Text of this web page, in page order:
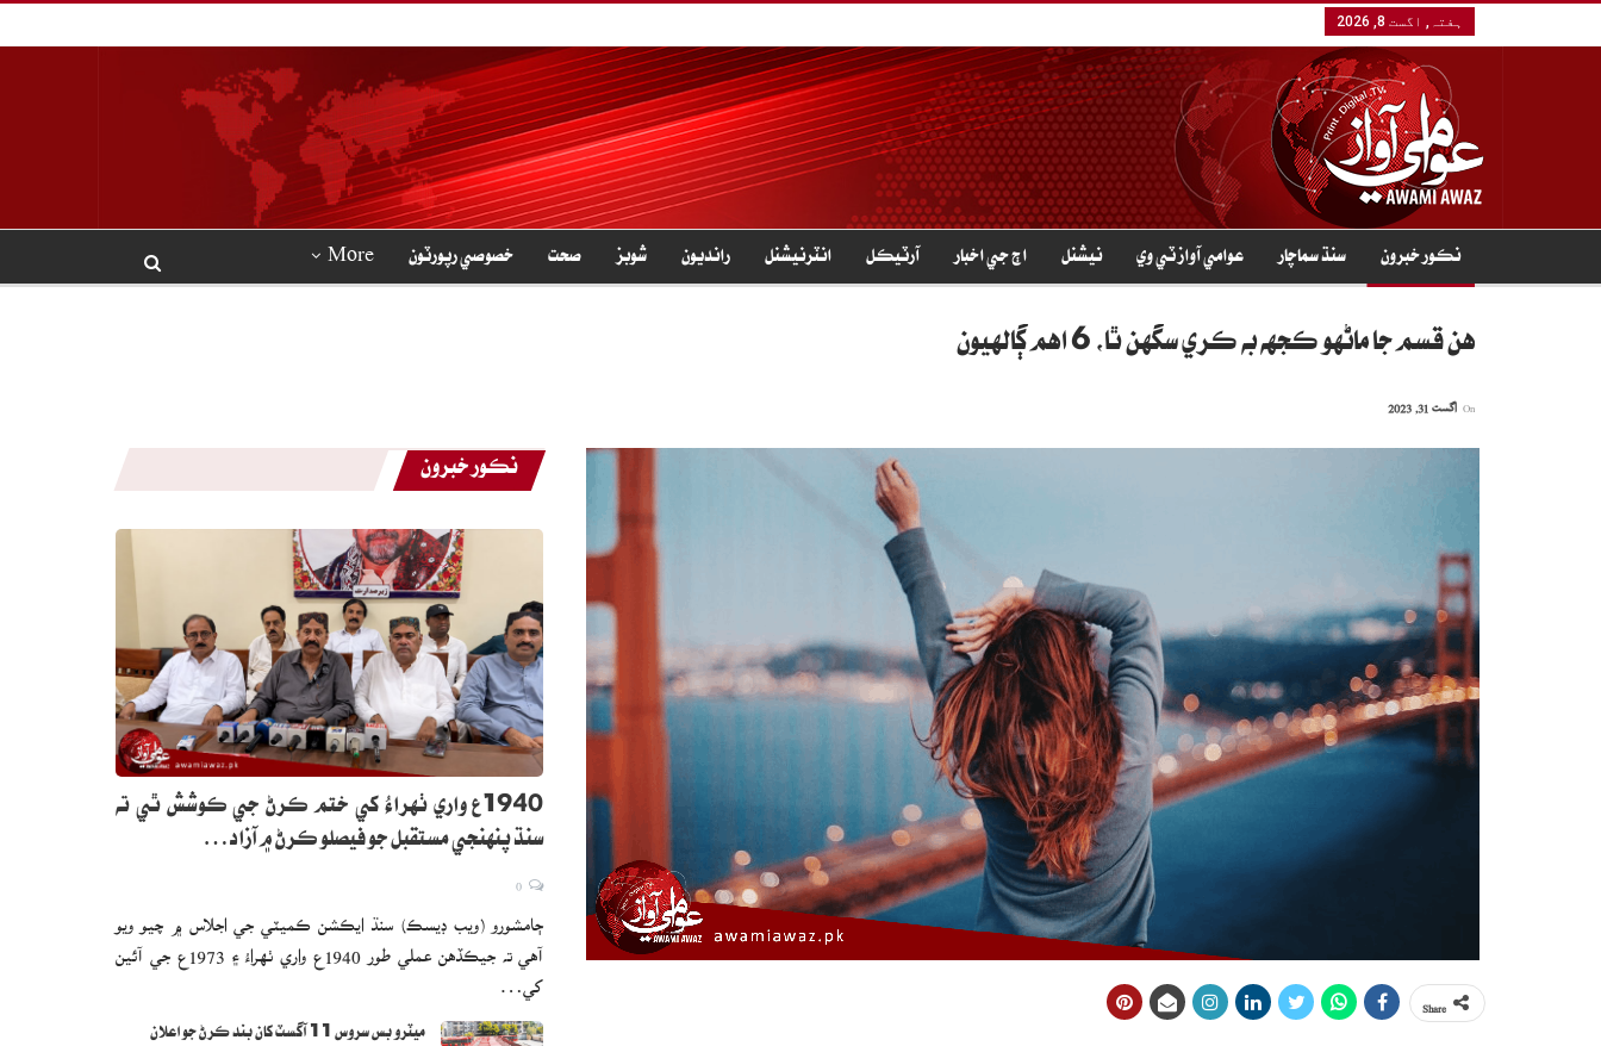
ہفتہ, اگست 8, 2026
نڪور خبرون سنڌ سماچار عوامي آواز ٽي وي نيشنل اڄ جي اخبار آرٽيڪل انٽرنيشنل رانديون شوبز صحت خصوصي رپورٽون More
هن قسم جا ماڻهو ڪجهه به ڪري سگهن ٿا، 6 اهم ڳالهيون
اگست 31, 2023
نڪور خبرون
1940ع واري ٺهراءُ کي ختم ڪرڻ جي ڪوشش ٿي ته
سنڌ پنهنجي مستقبل جو فيصلو ڪرڻ ۾ آزاد…
ڄامشورو (ويب ڊيسڪ) سنڌ ايڪشن ڪميٽي جي اجلاس ۾ چيو ويو
آهي ته جيڪڏهن عملي طور 1940ع واري ٺهراءُ ۽ 1973ع جي آئين
کي…
ميٽرو بس سروس 11 آگسٽ کان بند ڪرڻ جو اعلان